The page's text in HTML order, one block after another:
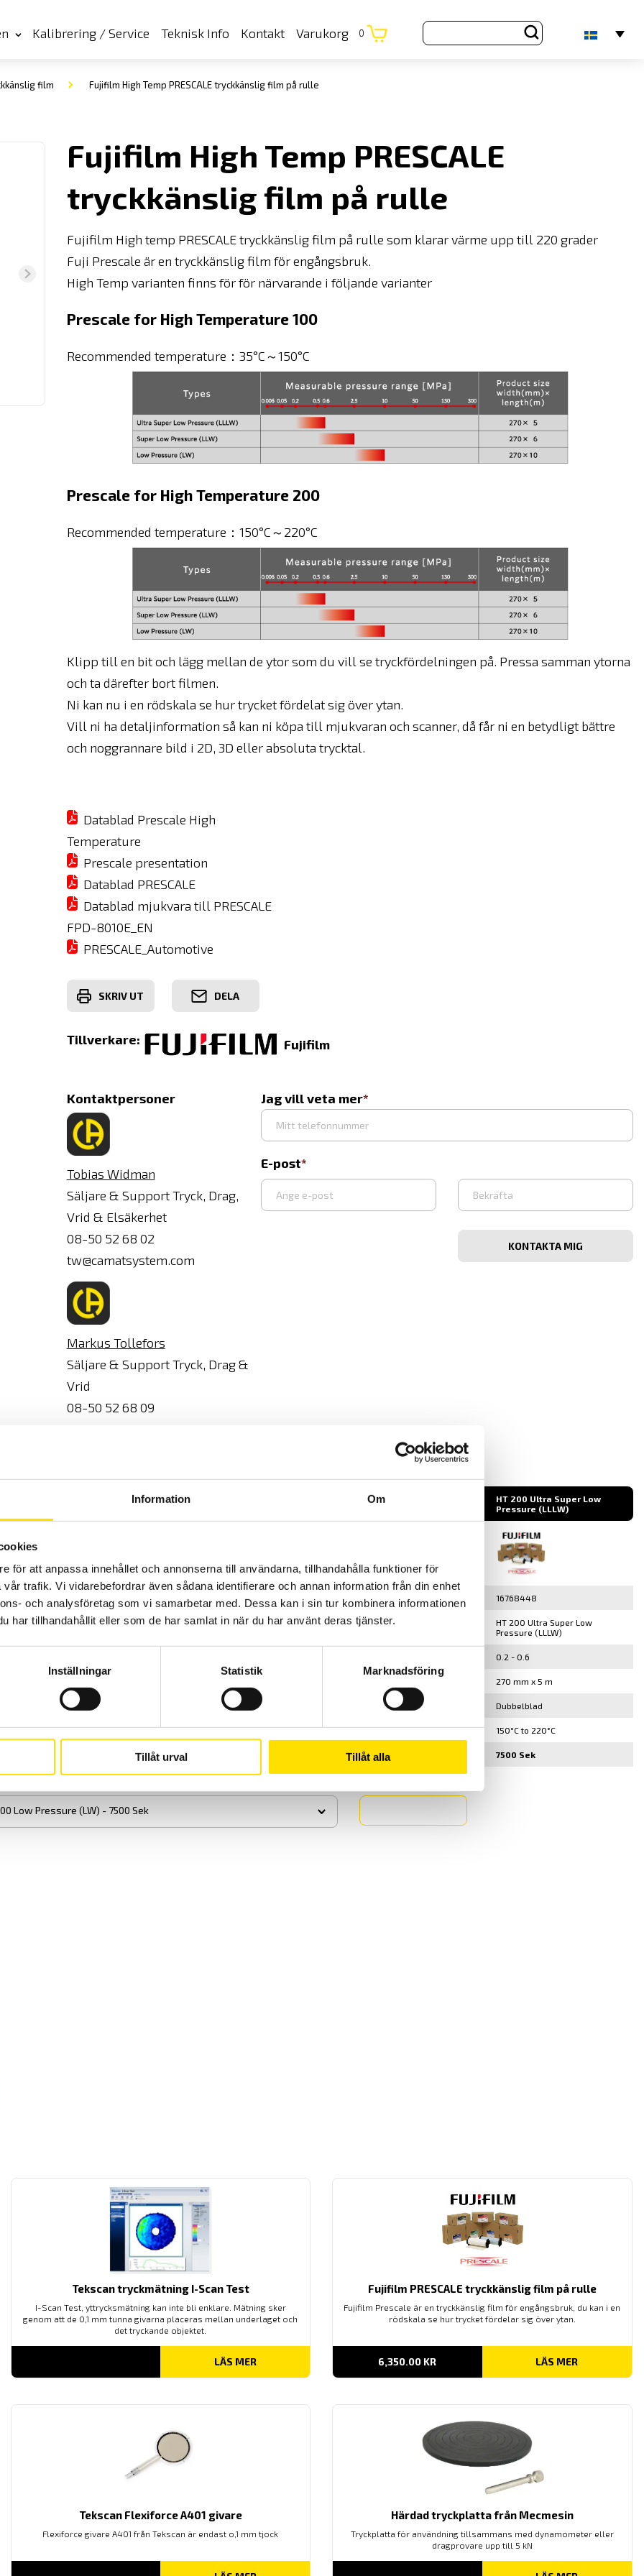
Information Om
för att anpassa innehållet och annonserna till användarna, tillhandahålla funktioner för
trafik. Vi vidarebefordrar även sådana identifierare och annan information från din enhet
och analysföretag som vi samarbetar med. Dessa kan i sin tur kombinera informationen
har tillhandahållit eller som de har samlat in när du har använt deras tjänster.
Inställningar Statistik Marknadsföring
Tillåt urval Tillåt alla
Kalibrering / Service Teknisk Info Kontakt Varukorg 0
film Fujifilm High Temp PRESCALE tryckkänslig film på rulle
Fujifilm High Temp PRESCALE
tryckkänslig film på rulle
Fujifilm High temp PRESCALE tryckkänslig film på rulle som klarar värme upp till 220 grader
Fuji Prescale är en tryckkänslig film för engångsbruk.
High Temp varianten finns för för närvarande i följande varianter
Prescale for High Temperature 100
Recommended temperature：35°C～150°C
Prescale for High Temperature 200
Recommended temperature：150°C～220°C
Klipp till en bit och lägg mellan de ytor som du vill se tryckfördelningen på. Pressa samman ytorna
och ta därefter bort filmen.
Ni kan nu i en rödskala se hur trycket fördelat sig över ytan.
Vill ni ha detaljinformation så kan ni köpa till mjukvaran och scanner, då får ni en betydligt bättre
och noggrannare bild i 2D, 3D eller absoluta trycktal.
Datablad Prescale High
Temperature
Prescale presentation
Datablad PRESCALE
Datablad mjukvara till PRESCALE
FPD-8010E_EN
PRESCALE_Automotive
SKRIV UT DELA
Tillverkare: Fujifilm
Kontaktpersoner
Tobias Widman
Säljare & Support Tryck, Drag,
Vrid & Elsäkerhet
08-50 52 68 02
tw@camatsystem.com
Markus Tollefors
Säljare & Support Tryck, Drag &
Vrid
08-50 52 68 09
Jag vill veta mer
E-post
Bekräfta
HT 100 Super Low
HT 100 Ultra Super Low
HT 200 Ultra Super Low
Pressure (LLLW)
16768445 16768446 16768447 16768448
HT 100 Super Low
HT 200 Super Low
HT 100 Ultra Super Low
HT 200 Ultra Super Low
Pressure (LLLW)
0.2 - 0.6
270 mm x 5 m
Dubbelblad Dubbelblad Dubbelblad Dubbelblad
35°C to 150°C 150°C to 220°C 35°C to 150°C 150°C to 220°C
7500 Sek 7500 Sek
Low Pressure (LW) - 7500 Sek
▾
Tekscan tryckmätning I-Scan Test
I-Scan Test, yttrycksmätning kan inte bli enklare. Mätning sker
genom att de 0,1 mm tunna givarna placeras mellan underlaget och
det tryckande objektet.
LÄS MER
Fujifilm PRESCALE tryckkänslig film på rulle
Fujifilm Prescale är en tryckkänslig film för engångsbruk, du kan i en
rödskala se hur trycket fördelar sig över ytan.
6,350.00 KR LÄS MER
Tekscan Flexiforce A401 givare
Flexiforce givare A401 från Tekscan är endast o,1 mm tjock
Härdad tryckplatta från Mecmesin
Tryckplatta för användning tillsammans med dynamometer eller
dragprovare upp till 5 kN